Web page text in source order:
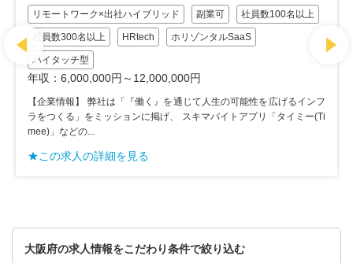
リモートワーク×出社ハイブリッド
副業可 社員数100名以上
社員数300名以上 HRtech ホリゾンタルSaaS
ハイタッチ型
年収：6,000,000円～12,000,000円
【企業情報】 弊社は「『働く』を通じて人生の可能性を広げるインフ
ラをつくる」をミッションに掲げ、 スキマバイトアプリ「タイミー(Ti
mee)」などの...
★この求人の詳細を見る
大阪府の求人情報をこだわり条件で絞り込む